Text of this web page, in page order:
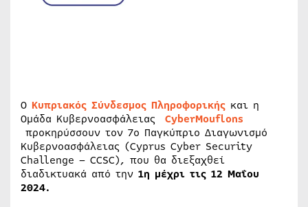
Ο Κυπριακός Σύνδεσμος Πληροφορικής και η
Ομάδα Κυβερνοασφάλειας
CyberMouflons
προκηρύσσουν τον 7ο Παγκύπριο Διαγωνισμό
Κυβερνοασφάλειας (Cyprus Cyber Security
Challenge – CCSC), που θα διεξαχθεί
διαδικτυακά από την 1η μέχρι τις 12 Μαΐου
2024.